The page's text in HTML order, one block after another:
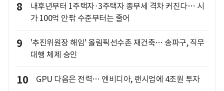
8
내후년부터 1주택자·3주택자 종부세 격차 커진다… 시
가 100억 안팎 수준부터는 줄어
9
'추진위원장 해임' 올림픽선수촌 재건축… 송파구, 직무
대행 체제 승인
10 GPU 다음은 전력… 엔비디아, 랜시엄에 4조원 투자